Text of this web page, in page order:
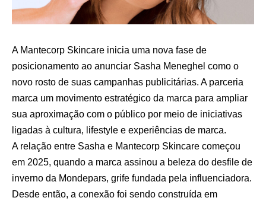
A Mantecorp Skincare inicia uma nova fase de
posicionamento ao anunciar Sasha Meneghel como o
novo rosto de suas campanhas publicitárias. A parceria
marca um movimento estratégico da marca para ampliar
sua aproximação com o público por meio de iniciativas
ligadas à cultura, lifestyle e experiências de marca.
A relação entre Sasha e Mantecorp Skincare começou
em 2025, quando a marca assinou a beleza do desfile de
inverno da Mondepars, grife fundada pela influenciadora.
Desde então, a conexão foi sendo construída em